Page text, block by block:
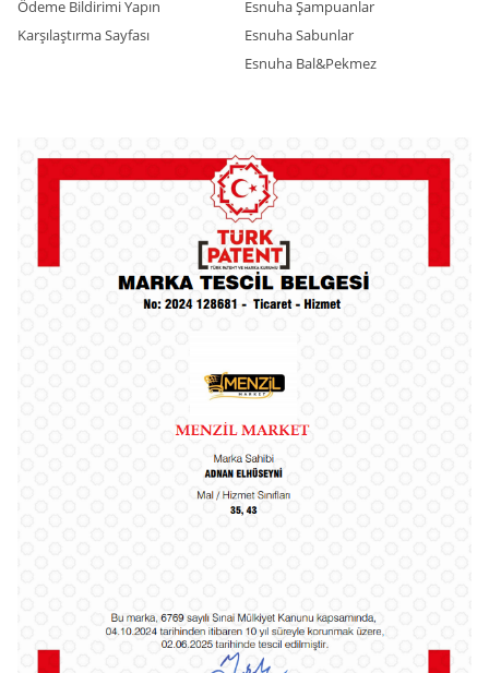
Ödeme Bildirimi Yapın
Karşılaştırma Sayfası
Esnuha Şampuanlar
Esnuha Sabunlar
Esnuha Bal&Pekmez